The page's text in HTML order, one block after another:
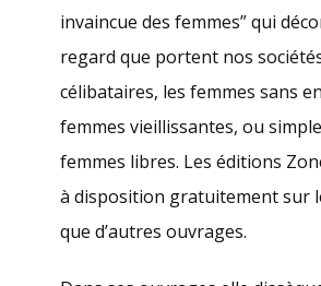
invaincue des femmes” qui
regard que portent nos
célibataires, les femmes sans
femmes vieillissantes, ou
femmes libres. Les éditions
à disposition gratuitement sur
que d’autres ouvrages.